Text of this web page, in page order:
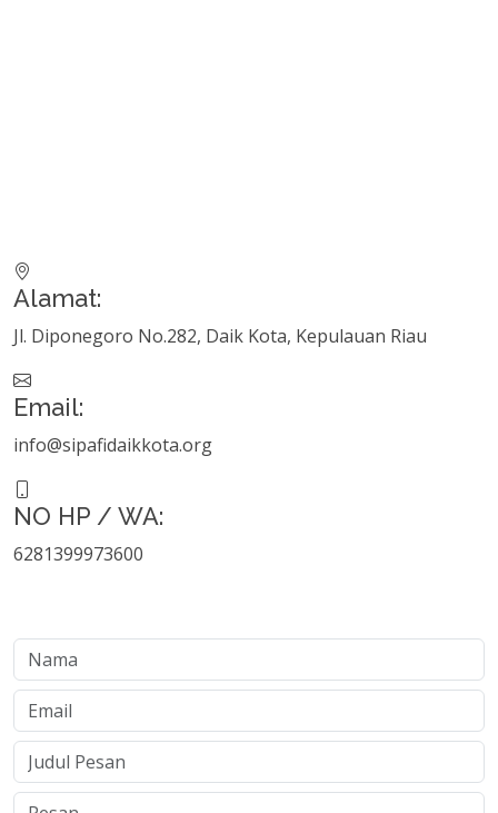
Alamat:
Jl. Diponegoro No.282, Daik Kota, Kepulauan Riau
Email:
info@sipafidaikkota.org
NO HP / WA:
6281399973600